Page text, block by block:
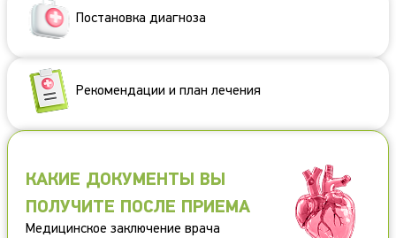
Постановка диагноза
Рекомендации и план лечения
КАКИЕ ДОКУМЕНТЫ ВЫ
ПОЛУЧИТЕ ПОСЛЕ ПРИЕМА
Медицинское заключение врача